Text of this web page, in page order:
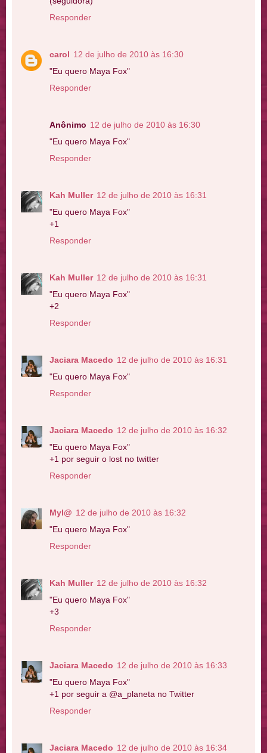
Responder
carol 12 de julho de 2010 às 16:30
"Eu quero Maya Fox"
Responder
Anônimo 12 de julho de 2010 às 16:30
"Eu quero Maya Fox"
Responder
Kah Muller 12 de julho de 2010 às 16:31
"Eu quero Maya Fox"
+1
Responder
Kah Muller 12 de julho de 2010 às 16:31
"Eu quero Maya Fox"
+2
Responder
Jaciara Macedo 12 de julho de 2010 às 16:31
"Eu quero Maya Fox"
Responder
Jaciara Macedo 12 de julho de 2010 às 16:32
"Eu quero Maya Fox"
+1 por seguir o lost no twitter
Responder
Myl@ 12 de julho de 2010 às 16:32
"Eu quero Maya Fox"
Responder
Kah Muller 12 de julho de 2010 às 16:32
"Eu quero Maya Fox"
+3
Responder
Jaciara Macedo 12 de julho de 2010 às 16:33
"Eu quero Maya Fox"
+1 por seguir a @a_planeta no Twitter
Responder
Jaciara Macedo 12 de julho de 2010 às 16:34